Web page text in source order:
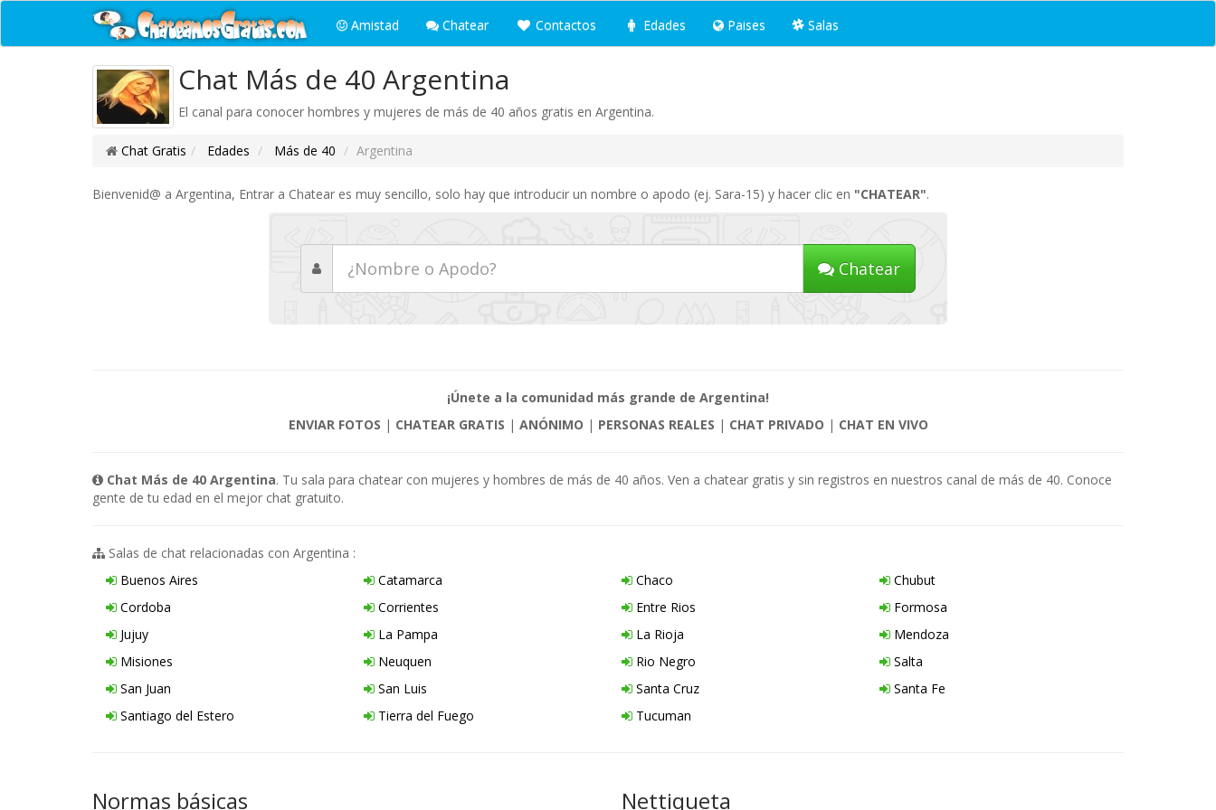
Amistad Chatear Contactos Edades Paises Salas
Chat Más de 40 Argentina
El canal para conocer hombres y mujeres de más de 40 años gratis en Argentina.
Chat Gratis Edades Más de 40 Argentina
Bienvenid@ a Argentina, Entrar a Chatear es muy sencillo, solo hay que introducir un nombre o apodo (ej. Sara-15) y hacer clic en "CHATEAR".
Chatear
¡Únete a la comunidad más grande de Argentina!
ENVIAR FOTOS | CHATEAR GRATIS | ANÓNIMO | PERSONAS REALES | CHAT PRIVADO | CHAT EN VIVO
Chat Más de 40 Argentina. Tu sala para chatear con mujeres y hombres de más de 40 años. Ven a chatear gratis y sin registros en nuestros canal de más de 40. Conoce
gente de tu edad en el mejor chat gratuito.
Salas de chat relacionadas con Argentina :
Buenos Aires
Catamarca Chaco
Chubut
Cordoba
Corrientes Entre Rios
Formosa
Jujuy
La Pampa La Rioja
Mendoza
Misiones
Neuquen Rio Negro
Salta
San Juan
San Luis Santa Cruz
Santa Fe
Santiago del Estero
Tierra del Fuego Tucuman
Normas básicas Nettiqueta